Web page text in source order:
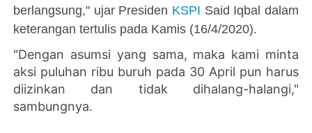
berlangsung," ujar Presiden KSPI Said Iqbal dalam
keterangan tertulis pada Kamis (16/4/2020).
"Dengan asumsi yang sama, maka kami minta
aksi puluhan ribu buruh pada 30 April pun harus
diizinkan dan tidak dihalang-halangi,"
sambungnya.